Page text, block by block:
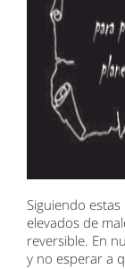
Siguiendo
elevados de
reversible. En
y no esperar a